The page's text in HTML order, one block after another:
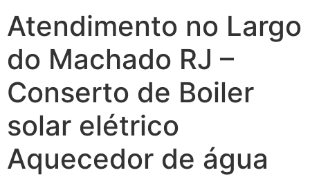
Atendimento no Largo
do Machado RJ –
Conserto de Boiler
solar elétrico
Aquecedor de água